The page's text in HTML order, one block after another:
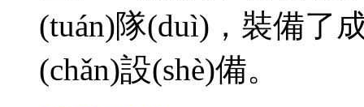
(tuán)隊(duì)，裝備
(chǎn)設(shè)備。